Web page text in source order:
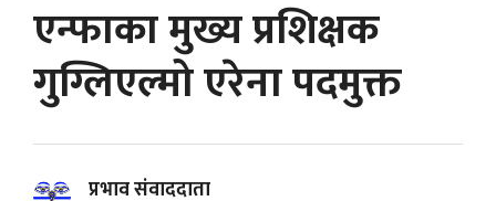
एन्फाका मुख्य प्रशिक्षक
गुग्लिएल्मो एरेना पदमुक्त
प्रभाव संवाददाता